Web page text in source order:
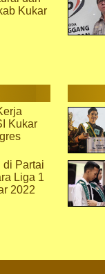
Kukar
Kukar
di Partai
Liga 1
2022